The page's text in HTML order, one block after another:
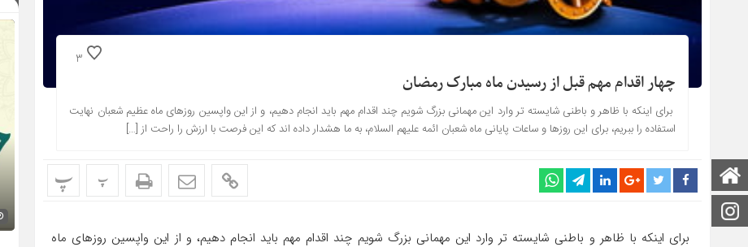
صفحه اصلی
3
چهار اقدام مهم قبل از رسیدن ماه مبارک رمضان
برای اینکه با ظاهر و باطنی شایسته تر وارد این مهمانی بزرگ شویم چند اقدام مهم باید انجام دهیم، و از این واپسین روزهای ماه عظیم شعبان نهایت
استفاده را ببریم، برای این روزها و ساعات پایانی ماه شعبان ائمه علیهم السلام، به ما هشدار داده اند که این فرصت با ارزش را راحت از […]
پ پ
برای اینکه با ظاهر و باطنی شایسته تر وارد این مهمانی بزرگ شویم چند اقدام مهم باید انجام دهیم، و از این واپسین روزهای ماه